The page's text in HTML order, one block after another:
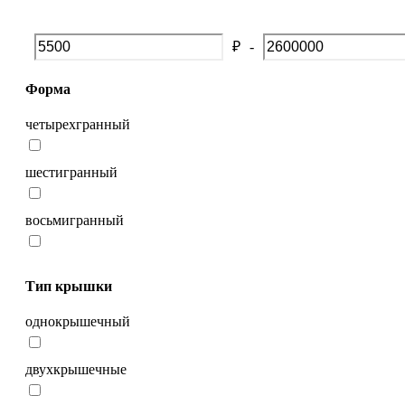
₽ -
Форма
четырехгранный
шестигранный
восьмигранный
Тип крышки
однокрышечный
двухкрышечные